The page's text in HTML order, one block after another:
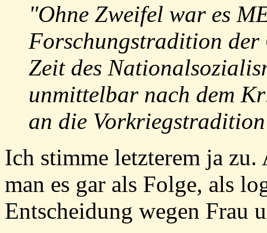
"Ohne Zweifel war es
Forschungstradition der
Zeit des
unmittelbar nach dem
an die
Ich stimme letzterem ja
man es gar als Folge, als
Entscheidung wegen Frau